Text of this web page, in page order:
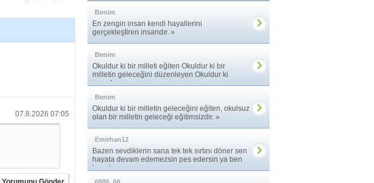
07.8.2026 07:05
Benim
En zengin insan kendi hayallerini
gerçekleştiren insandır. »
Benim
Okuldur ki bir milleti eğiten Okuldur ki bir
milletin geleceğini düzenleyen Okuldur ki
insanlara ... »
Benim
Okuldur ki bir milletin geleceğini eğiten, okulsuz
olan bir milletin geleceği eğitimsizdir. »
Emirhan12
Bazen sevdiklerin sana tek tek sırtını döner sen
hayata devam edemezsin pes edersin ya ben
hayatıma ... »